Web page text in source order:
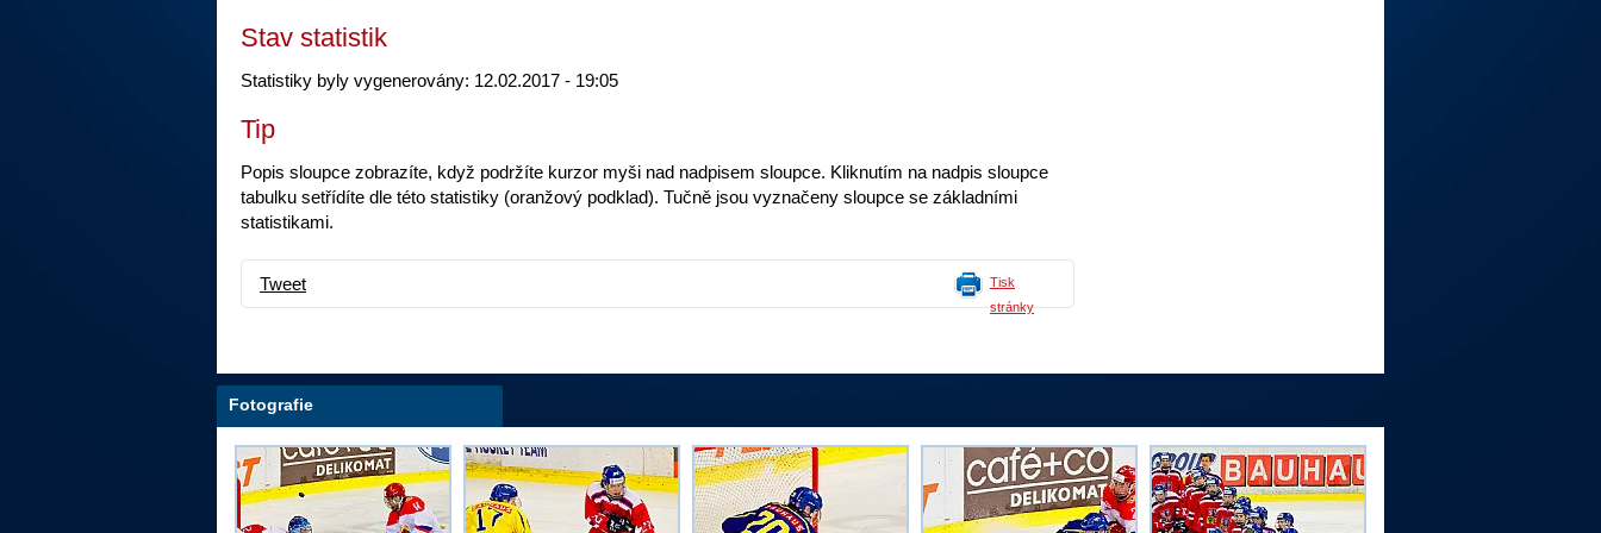
Stav statistik
Statistiky byly vygenerovány: 12.02.2017 - 19:05
Tip
Popis sloupce zobrazíte, když podržíte kurzor myši nad nadpisem sloupce. Kliknutím na nadpis sloupce
tabulku setřídíte dle této statistiky (oranžový podklad). Tučně jsou vyznačeny sloupce se základními
statistikami.
Tweet
Tisk
stránky
Fotografie